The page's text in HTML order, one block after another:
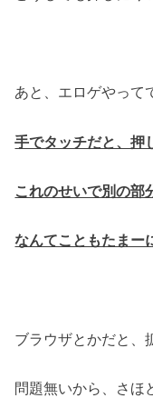
あと、エロゲやって
手でタッチだと、押
これのせいで別の部
なんてこともたまー
ブラウザとかだと、
問題無いから、さほ